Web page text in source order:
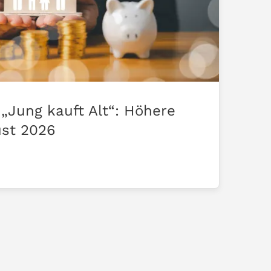
kauft Alt“: Höhere
2026